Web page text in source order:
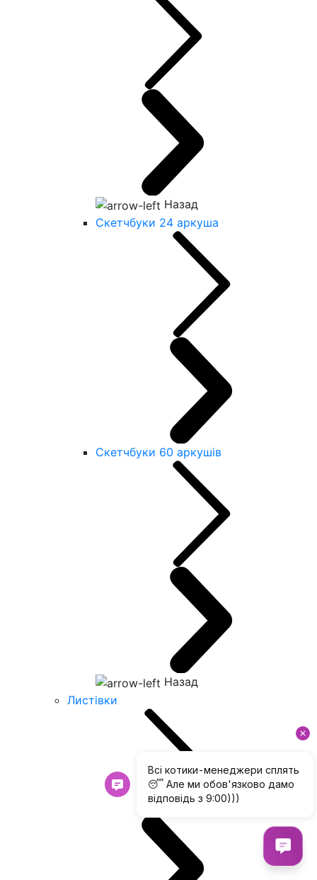
Назад
Скетчбуки 24 аркуша
Скетчбуки 60 аркушів
Назад
Листівки